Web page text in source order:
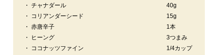
・ チャナダール
40g
・ コリアンダーシード
15g
・ 赤唐辛子
1本
・ ヒーング
3つまみ
・ ココナッツファイン
1/4カップ